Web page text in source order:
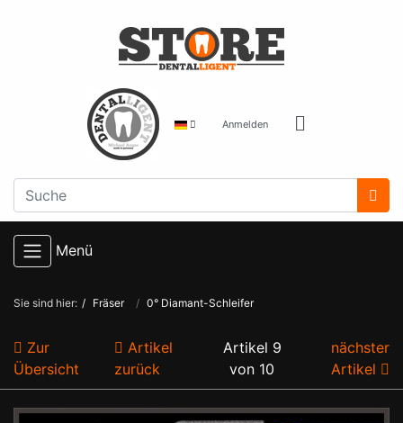
Anmelden
Menü
Sie sind hier: Fräser 0° Diamant-Schleifer
Zur
Übersicht
Artikel
zurück
Artikel 9
von 10
nächster
Artikel